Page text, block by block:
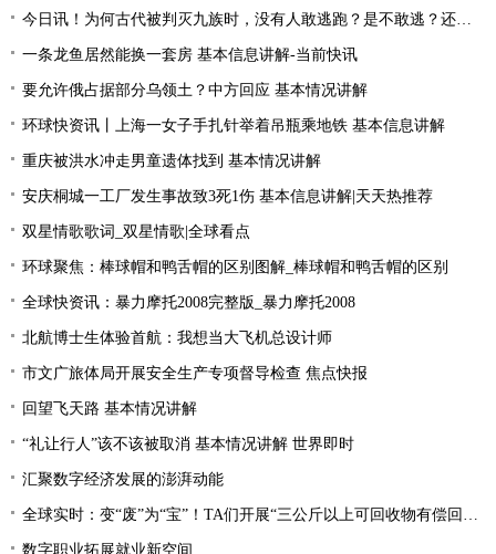
今日讯！为何古代被判灭九族时，没有人敢逃跑？是不敢逃？还是不能逃
一条龙鱼居然能换一套房 基本信息讲解-当前快讯
要允许俄占据部分乌领土？中方回应 基本情况讲解
环球快资讯丨上海一女子手扎针举着吊瓶乘地铁 基本信息讲解
重庆被洪水冲走男童遗体找到 基本情况讲解
安庆桐城一工厂发生事故致3死1伤 基本信息讲解|天天热推荐
双星情歌歌词_双星情歌|全球看点
环球聚焦：棒球帽和鸭舌帽的区别图解_棒球帽和鸭舌帽的区别
全球快资讯：暴力摩托2008完整版_暴力摩托2008
北航博士生体验首航：我想当大飞机总设计师
市文广旅体局开展安全生产专项督导检查 焦点快报
回望飞天路 基本情况讲解
“礼让行人”该不该被取消 基本情况讲解 世界即时
汇聚数字经济发展的澎湃动能
全球实时：变“废”为“宝”！TA们开展“三公斤以上可回收物有偿回收”宣传活动
数字职业拓展就业新空间